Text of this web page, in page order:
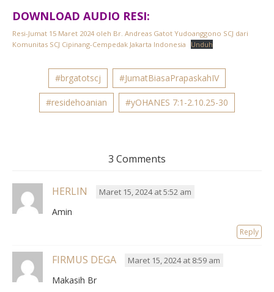
DOWNLOAD AUDIO RESI:
Resi-Jumat 15 Maret 2024 oleh Br. Andreas Gatot Yudoanggono SCJ dari
Komunitas SCJ Cipinang-Cempedak Jakarta Indonesia
Unduh
#brgatotscj #JumatBiasaPrapaskahIV
#residehoanian #yOHANES 7:1-2.10.25-30
3 Comments
HERLIN Maret 15, 2024 at 5:52 am
Amin
Reply
FIRMUS DEGA Maret 15, 2024 at 8:59 am
Makasih Br